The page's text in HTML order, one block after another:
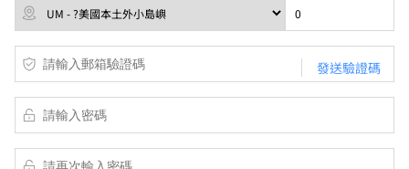
發送驗證碼